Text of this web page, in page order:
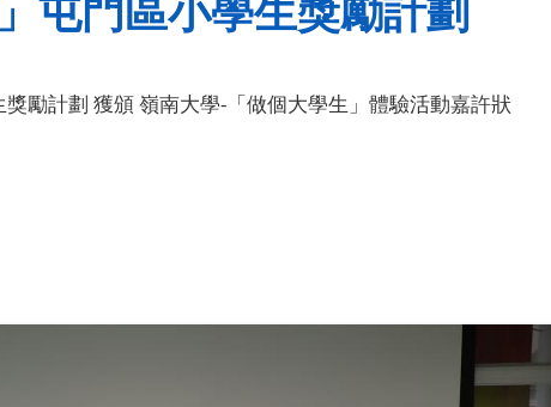
屯門區小學生獎勵計劃
勵計劃 獲頒 嶺南大學-「做個大學生」體驗活動嘉許狀